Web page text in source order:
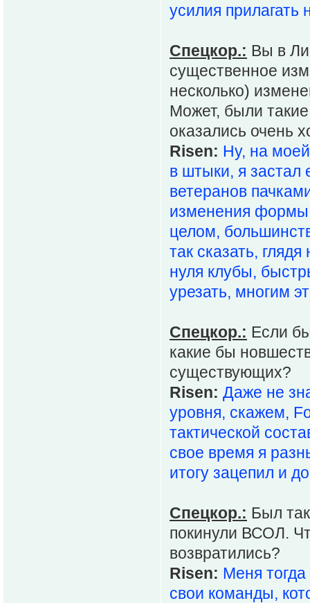
усилия прилагать
Спецкор.: Вы в
существенное
несколько)
Может, были
оказались очень
Risen: Ну, на
в штыки, я
ветеранов
изменения формы
целом,
так сказать,
нуля клубы,
урезать, многим
Спецкор.: Если
какие бы
существующих?
Risen: Даже не
уровня, скажем,
тактической
свое время я
итогу зацепил и
Спецкор.: Был
покинули ВСОЛ.
возвратились?
Risen: Меня
свои команды,